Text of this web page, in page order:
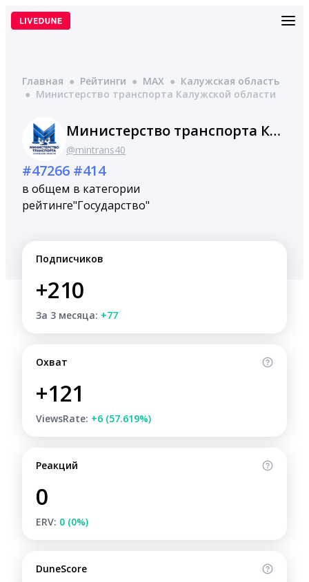
Перейти
Главная ● Рейтинги ● MAX ● Калужская область
● Министерство транспорта Калужской области
Министерство транспорта Калужской области
@mintrans40
#47266
в общем
рейтинге
#414
в категории
"Государство"
Подписчиков
+210
За 3 месяца: +77
Охват
+121
ViewsRate: +6 (57.619%)
Реакций
0
ERV: 0 (0%)
DuneScore